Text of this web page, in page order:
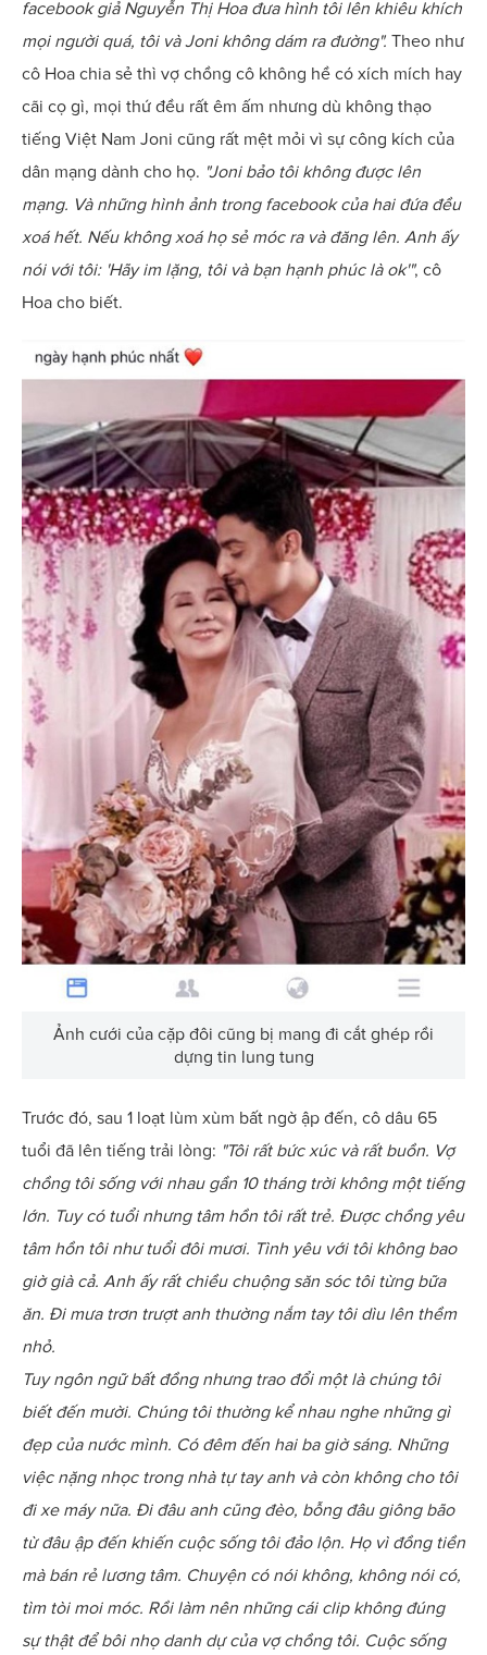
facebook giả Nguyễn Thị Hoa đưa hình tôi lên khiêu khích
mọi người quá, tôi và Joni không dám ra đường". Theo như
cô Hoa chia sẻ thì vợ chồng cô không hề có xích mích hay
cãi cọ gì, mọi thứ đều rất êm ấm nhưng dù không thạo
tiếng Việt Nam Joni cũng rất mệt mỏi vì sự công kích của
dân mạng dành cho họ. "Joni bảo tôi không được lên
mạng. Và những hình ảnh trong facebook của hai đứa đều
xoá hết. Nếu không xoá họ sẻ móc ra và đăng lên. Anh ấy
nói với tôi: 'Hãy im lặng, tôi và bạn hạnh phúc là ok'", cô
Hoa cho biết.
Ảnh cưới của cặp đôi cũng bị mang đi cắt ghép rồi
dựng tin lung tung
Trước đó, sau 1 loạt lùm xùm bất ngờ ập đến, cô dâu 65
tuổi đã lên tiếng trải lòng: "Tôi rất bức xúc và rất buồn. Vợ
chồng tôi sống với nhau gần 10 tháng trời không một tiếng
lớn. Tuy có tuổi nhưng tâm hồn tôi rất trẻ. Được chồng yêu
tâm hồn tôi như tuổi đôi mươi. Tình yêu với tôi không bao
giờ già cả. Anh ấy rất chiều chuộng săn sóc tôi từng bữa
ăn. Đi mưa trơn trượt anh thường nắm tay tôi dìu lên thềm
nhỏ.
Tuy ngôn ngữ bất đồng nhưng trao đổi một là chúng tôi
biết đến mười. Chúng tôi thường kể nhau nghe những gì
đẹp của nước mình. Có đêm đến hai ba giờ sáng. Những
việc nặng nhọc trong nhà tự tay anh và còn không cho tôi
đi xe máy nữa. Đi đâu anh cũng đèo, bỗng đâu giông bão
từ đâu ập đến khiến cuộc sống tôi đảo lộn. Họ vì đồng tiền
mà bán rẻ lương tâm. Chuyện có nói không, không nói có,
tìm tòi moi móc. Rồi làm nên những cái clip không đúng
sự thật để bôi nhọ danh dự của vợ chồng tôi. Cuộc sống